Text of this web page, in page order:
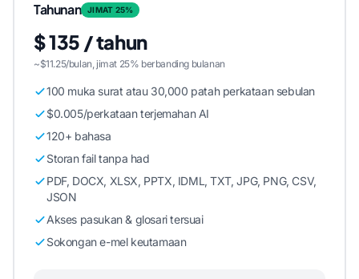
Tahunan JIMAT 25%
$ 135 / tahun
~$11.25/bulan, jimat 25% berbanding bulanan
100 muka surat atau 30,000 patah perkataan sebulan
$0.005/perkataan terjemahan AI
120+ bahasa
Storan fail tanpa had
PDF, DOCX, XLSX, PPTX, IDML, TXT, JPG, PNG, CSV,
JSON
Akses pasukan & glosari tersuai
Sokongan e-mel keutamaan